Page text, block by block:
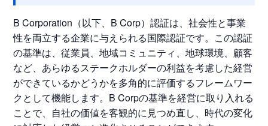
B Corporation（以下、B Corp）認証は、社会性と事業
性を両立する企業に与えられる国際認証です。この認証
の基準は、従業員、地域コミュニティ、地球環境、顧客
など、あらゆるステークホルダーの利益を考慮した経営
ができているかどうかを多角的に評価するフレームワー
クとして機能します。B Corpの基準を経営に取り入れる
ことで、自社の価値を客観的に見つめ直し、時代の変化